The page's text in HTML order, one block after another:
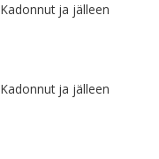
Kadonnut ja jälleen
Kadonnut ja jälleen